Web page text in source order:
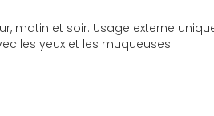
matin et soir. Usage externe
les yeux et les muqueuses.